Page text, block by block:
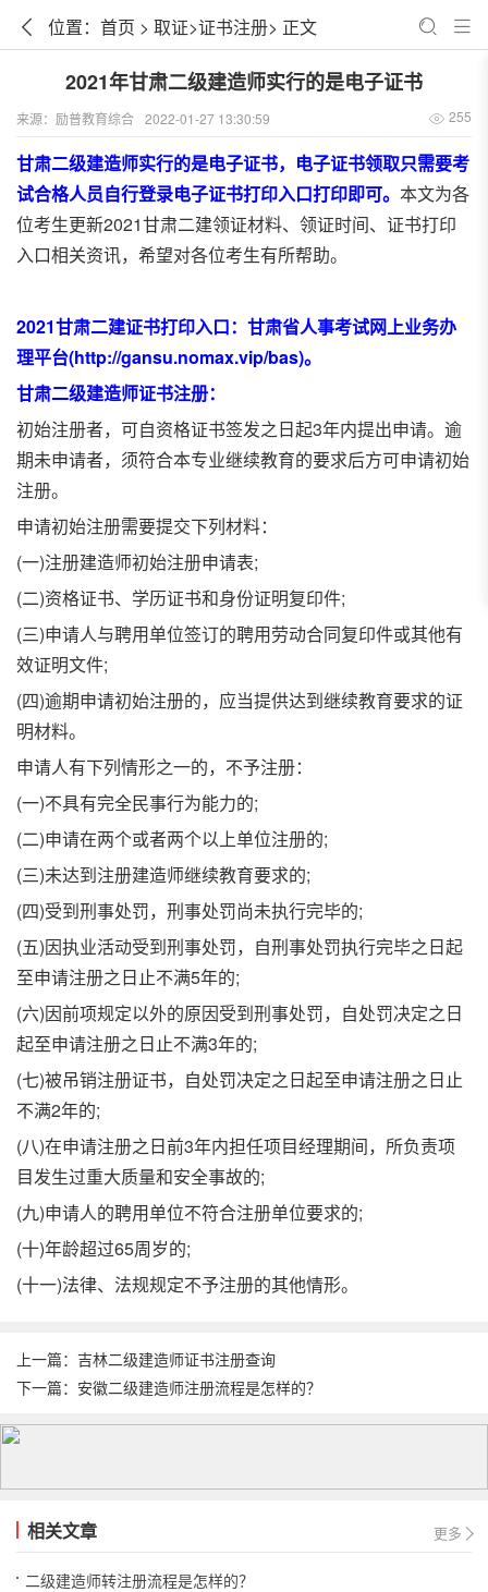
位置： 首页 > 取证>证书注册> 正文
2021年甘肃二级建造师实行的是电子证书
来源： 励普教育综合 2022-01-27 13:30:59 255
甘肃二级建造师实行的是电子证书，电子证书领取只需要考
试合格人员自行登录电子证书打印入口打印即可。 本文为各
位考生更新2021甘肃二建领证材料、领证时间、证书打印
入口相关资讯，希望对各位考生有所帮助。
2021甘肃二建证书打印入口：甘肃省人事考试网上业务办
理平台(http://gansu.nomax.vip/bas)。
甘肃二级建造师证书注册：
初始注册者，可自资格证书签发之日起3年内提出申请。逾
期未申请者，须符合本专业继续教育的要求后方可申请初始
注册。
申请初始注册需要提交下列材料：
(一)注册建造师初始注册申请表;
(二)资格证书、学历证书和身份证明复印件;
(三)申请人与聘用单位签订的聘用劳动合同复印件或其他有
效证明文件;
(四)逾期申请初始注册的，应当提供达到继续教育要求的证
明材料。
申请人有下列情形之一的，不予注册：
(一)不具有完全民事行为能力的;
(二)申请在两个或者两个以上单位注册的;
(三)未达到注册建造师继续教育要求的;
(四)受到刑事处罚，刑事处罚尚未执行完毕的;
(五)因执业活动受到刑事处罚，自刑事处罚执行完毕之日起
至申请注册之日止不满5年的;
(六)因前项规定以外的原因受到刑事处罚，自处罚决定之日
起至申请注册之日止不满3年的;
(七)被吊销注册证书，自处罚决定之日起至申请注册之日止
不满2年的;
(八)在申请注册之日前3年内担任项目经理期间，所负责项
目发生过重大质量和安全事故的;
(九)申请人的聘用单位不符合注册单位要求的;
(十)年龄超过65周岁的;
(十一)法律、法规规定不予注册的其他情形。
上一篇： 吉林二级建造师证书注册查询
下一篇： 安徽二级建造师注册流程是怎样的？
相关文章 更多
二级建造师转注册流程是怎样的？